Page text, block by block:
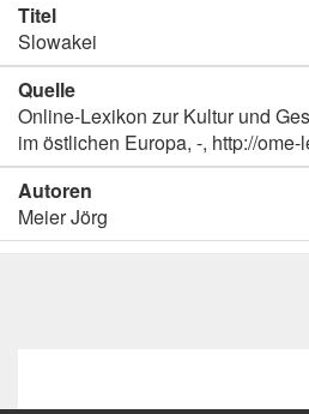
Titel
Slowakei
Quelle
Online-Lexikon zur Kultur und
im östlichen Europa, -, http://
Autoren
Meier Jörg